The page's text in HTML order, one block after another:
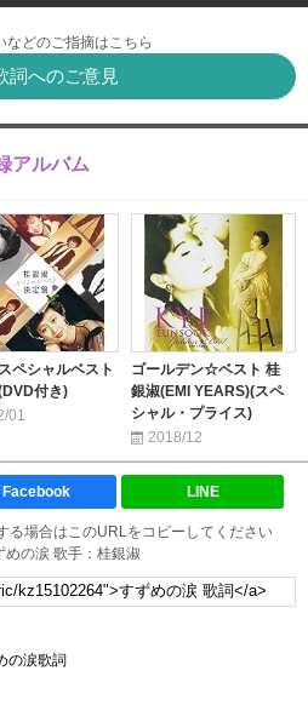
などのご指摘はこちら
詞へのご意見
アルバム
ペシャルベスト
付き)
01
ゴールデン☆ベスト 桂
銀淑(EMI YEARS)(スペ
シャル・プライス)
2018/12
Facebook LINE
る場合はこのURLをコピーしてください
めの涙 歌手：桂銀淑
の涙歌詞